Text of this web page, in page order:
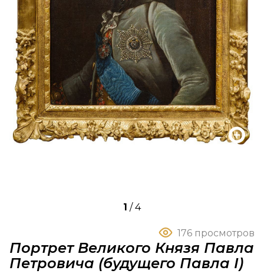
1 /4
176 просмотров
Портрет Великого Князя Павла
Петровича (будущего Павла I)